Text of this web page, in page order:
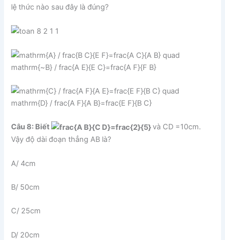
lệ thức nào sau đây là đúng?
Câu 8: Biết
và CD =10cm.
Vậy độ dài đoạn thẳng AB là?
A/ 4cm
B/ 50cm
C/ 25cm
D/ 20cm